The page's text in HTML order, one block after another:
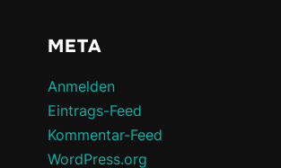
META
Anmelden
Eintrags-Feed
Kommentar-Feed
WordPress.org